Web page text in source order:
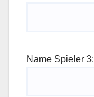
Name Spieler 3: